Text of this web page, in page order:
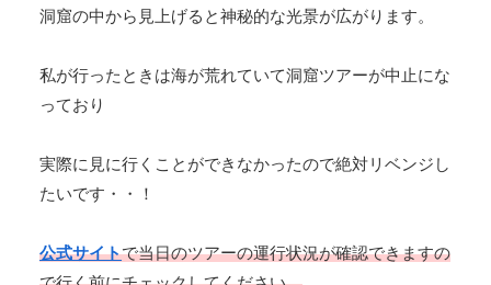
洞窟の中から見上げると神秘的な光景が広がります。
私が行ったときは海が荒れていて洞窟ツアーが中止にな
っており
実際に見に行くことができなかったので絶対リベンジし
たいです・・！
公式サイトで当日のツアーの運行状況が確認できますの